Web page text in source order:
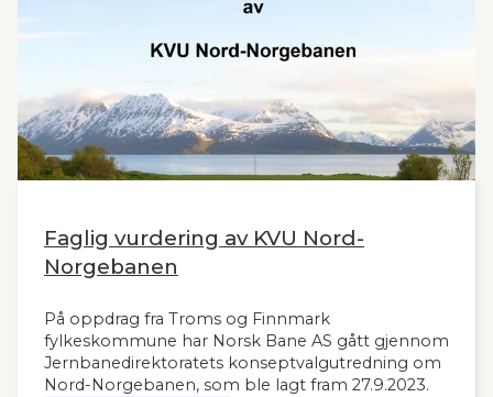
Faglig vurdering av KVU Nord-
Norgebanen
På oppdrag fra Troms og Finnmark
fylkeskommune har Norsk Bane AS gått gjennom
Jernbanedirektoratets konseptvalgutredning om
Nord-Norgebanen, som ble lagt fram 27.9.2023.